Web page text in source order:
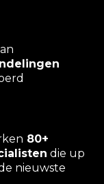
80+
die up
nieuwste